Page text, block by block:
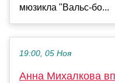
мюзикла "Вальс-бо...
19:00, 05 Ноя
Анна Михалкова